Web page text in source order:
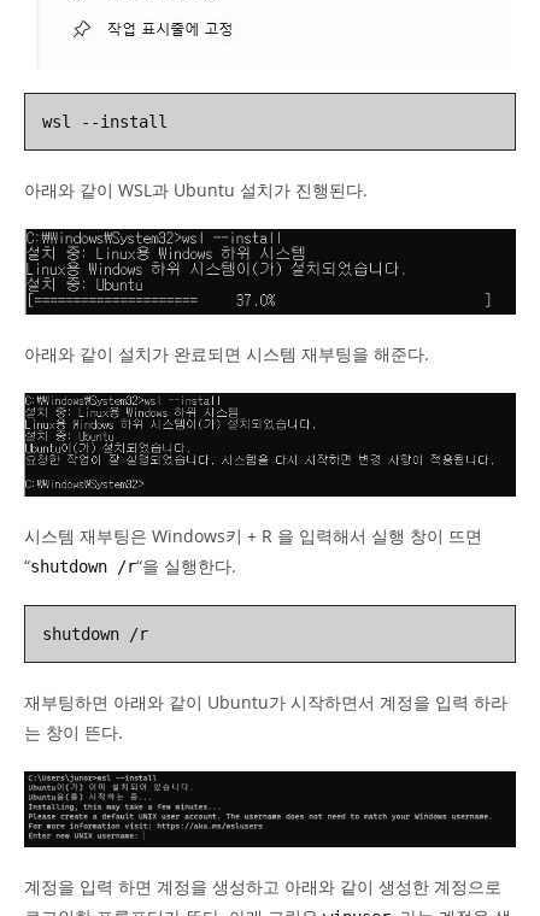
wsl --install
아래와 같이 WSL과 Ubuntu 설치가 진행된다.
아래와 같이 설치가 완료되면 시스템 재부팅을 해준다.
시스템 재부팅은 Windows키 + R 을 입력해서 실행 창이 뜨면
“shutdown /r“을 실행한다.
shutdown /r
재부팅하면 아래와 같이 Ubuntu가 시작하면서 계정을 입력 하라
는 창이 뜬다.
계정을 입력 하면 계정을 생성하고 아래와 같이 생성한 계정으로